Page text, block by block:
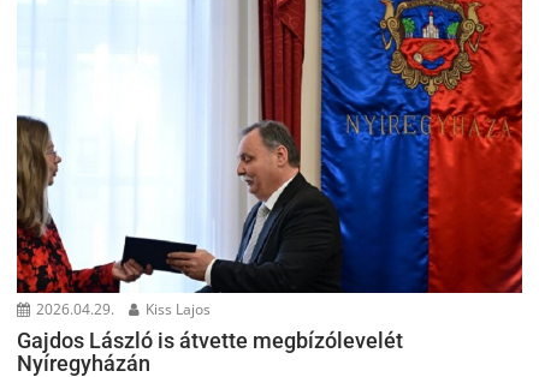
2026.04.29. Kiss Lajos
Gajdos László is átvette megbízólevelét
Nyíregyházán